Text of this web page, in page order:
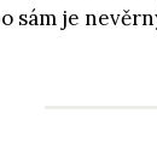
sám je